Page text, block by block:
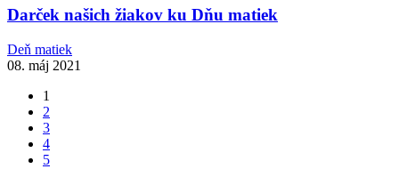
Darček našich žiakov ku Dňu matiek
Deň matiek
08. máj 2021
1
2
3
4
5